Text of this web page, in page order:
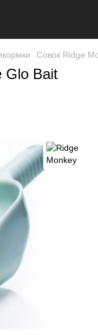
Совок Ridge
Glo Bait